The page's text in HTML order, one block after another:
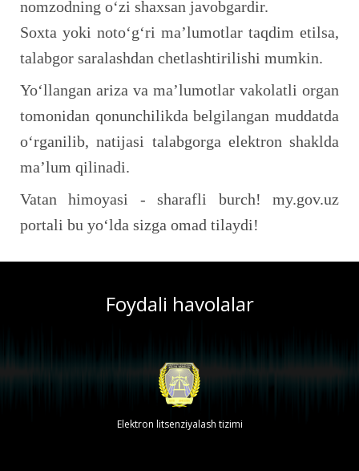
nomzodning o‘zi shaxsan javobgardir.
Soxta yoki noto‘g‘ri ma’lumotlar taqdim etilsa,
talabgor saralashdan chetlashtirilishi mumkin.
Yo‘llangan ariza va ma’lumotlar vakolatli organ
tomonidan qonunchilikda belgilangan muddatda
o‘rganilib, natijasi talabgorga elektron shaklda
ma’lum qilinadi.
Vatan himoyasi - sharafli burch! my.gov.uz
portali bu yo‘lda sizga omad tilaydi!
Foydali havolalar
Elektron litsenziyalash tizimi